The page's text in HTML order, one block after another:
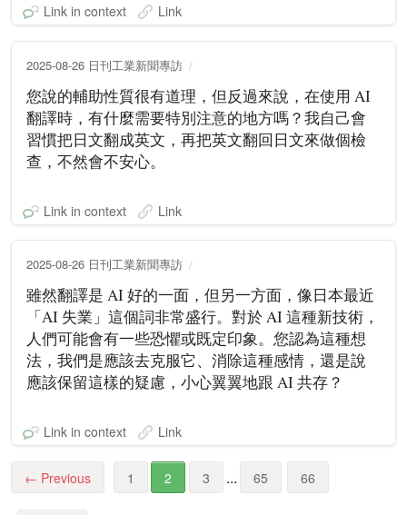
Link in context Link
2025-08-26 日刊工業新聞專訪
您說的輔助性質很有道理，但反過來說，在使用 AI
翻譯時，有什麼需要特別注意的地方嗎？我自己會
習慣把日文翻成英文，再把英文翻回日文來做個檢
查，不然會不安心。
Link in context Link
2025-08-26 日刊工業新聞專訪
雖然翻譯是 AI 好的一面，但另一方面，像日本最近
「AI 失業」這個詞非常盛行。對於 AI 這種新技術，
人們可能會有一些恐懼或既定印象。您認為這種想
法，我們是應該去克服它、消除這種感情，還是說
應該保留這樣的疑慮，小心翼翼地跟 AI 共存？
Link in context Link
← Previous 1 2 3 ... 65 66